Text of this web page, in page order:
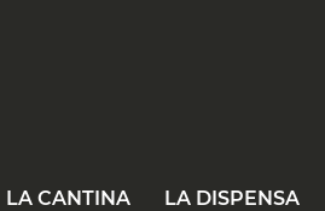
LA CANTINA LA DISPENSA